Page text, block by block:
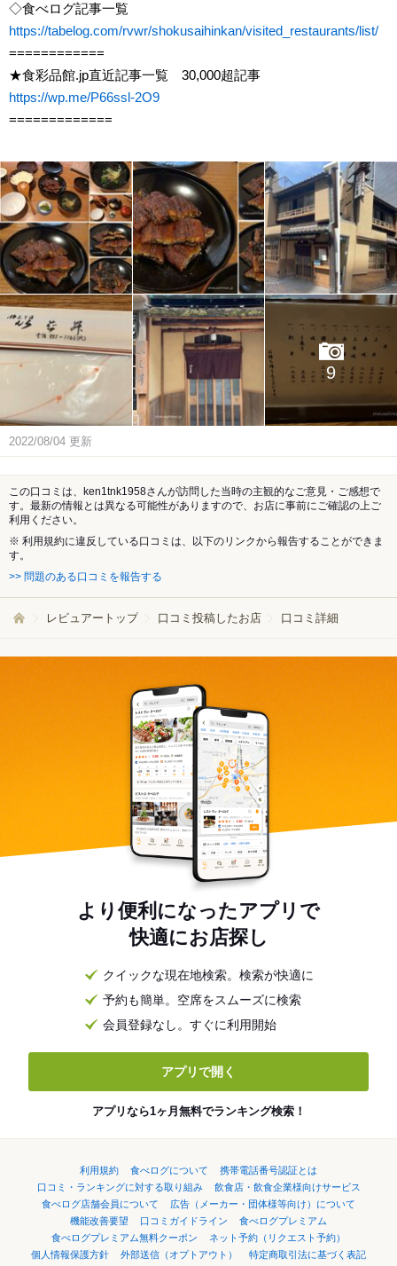
◇食べログ記事一覧
https://tabelog.com/rvwr/shokusaihinkan/visited_restaurants/list/
============
★食彩品館.jp直近記事一覧 30,000超記事
https://wp.me/P66ssl-2O9
=============
9
2022/08/04 更新
この口コミは、ken1tnk1958さんが訪問した当時の主観的なご意見・ご感想で
す。最新の情報とは異なる可能性がありますので、お店に事前にご確認の上ご
利用ください。
※ 利用規約に違反している口コミは、以下のリンクから報告することができま
す。
>> 問題のある口コミを報告する
レビュアートップ 口コミ投稿したお店 口コミ詳細
より便利になったアプリで
快適にお店探し
クイックな現在地検索。検索が快適に
予約も簡単。空席をスムーズに検索
会員登録なし。すぐに利用開始
アプリで開く
アプリなら1ヶ月無料でランキング検索！
利用規約 食べログについて
携帯電話番号認証とは
口コミ・ランキングに対する取り組み
飲食店・飲食企業様向けサービス
食べログ店舗会員について
広告（メーカー・団体様等向け）について
機能改善要望
口コミガイドライン
食べログプレミアム
食べログプレミアム無料クーポン
ネット予約（リクエスト予約）
個人情報保護方針
外部送信（オプトアウト） 特定商取引法に基づく表記